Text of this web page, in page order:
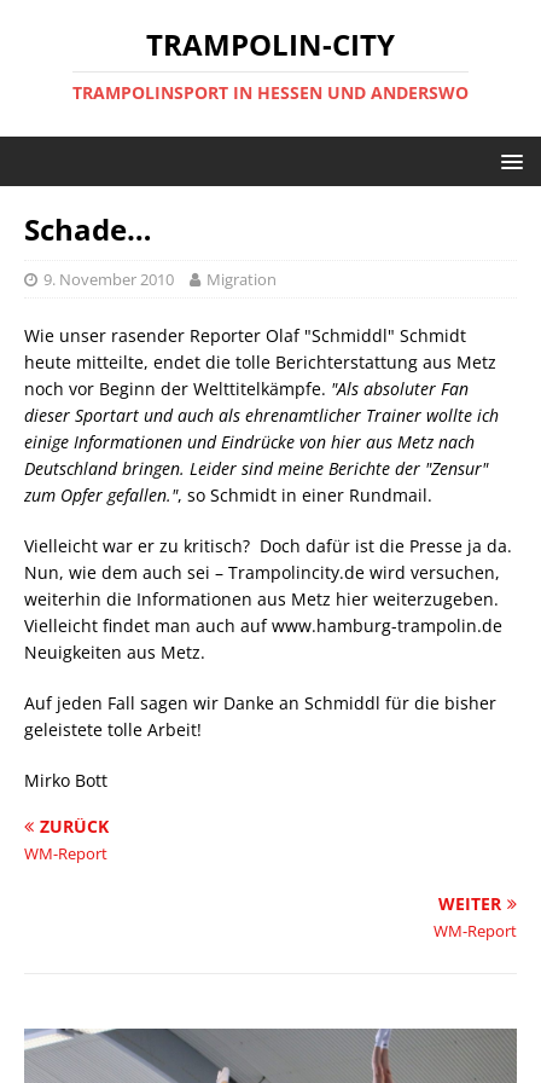
TRAMPOLIN-CITY
TRAMPOLINSPORT IN HESSEN UND ANDERSWO
Schade…
9. November 2010 Migration
Wie unser rasender Reporter Olaf "Schmiddl" Schmidt
heute mitteilte, endet die tolle Berichterstattung aus Metz
noch vor Beginn der Welttitelkämpfe. "Als absoluter Fan
dieser Sportart und auch als ehrenamtlicher Trainer wollte ich
einige Informationen und Eindrücke von hier aus Metz nach
Deutschland bringen. Leider sind meine Berichte der "Zensur"
zum Opfer gefallen.", so Schmidt in einer Rundmail.
Vielleicht war er zu kritisch? Doch dafür ist die Presse ja da.
Nun, wie dem auch sei – Trampolincity.de wird versuchen,
weiterhin die Informationen aus Metz hier weiterzugeben.
Vielleicht findet man auch auf www.hamburg-trampolin.de
Neuigkeiten aus Metz.
Auf jeden Fall sagen wir Danke an Schmiddl für die bisher
geleistete tolle Arbeit!
Mirko Bott
ZURÜCK
WM-Report
WEITER
WM-Report